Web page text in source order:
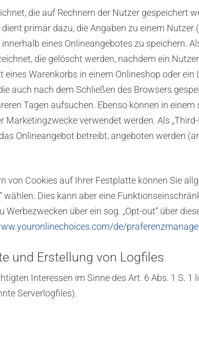
die auf Rechnern der Nutzer gespeichert
primär dazu, die Angaben zu einem
eines Onlineangebotes zu speichern.
die gelöscht werden, nachdem ein
Warenkorbs in einem Onlineshop oder
auch nach dem Schließen des Browsers
Tagen aufsuchen. Ebenso können in
verwendet werden. Als
Onlineangebot betreibt, angeboten werden
von Cookies auf Ihrer Festplatte können Sie
wählen. Dies kann aber eine
über ein sog. „Opt-out“ über
de/
und Erstellung von Logfiles
Interessen im Sinne des Art. 6 Abs. 1 S.
Serverlogfiles).